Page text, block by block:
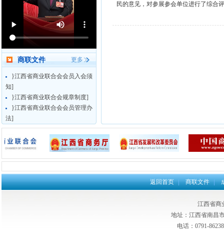
更多
商联文件
}江西省商业联合会会员入会须
知]
}江西省商业联合会规章制度]
}江西省商业联合会会员管理办
法]
民的意见，对参展参会单位进行了综合
返回首页 商联文件
江西省商
地址：江西省南昌
电话：0791-